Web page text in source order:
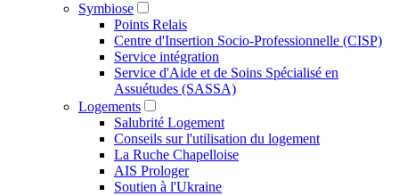
Symbiose
Points Relais
Centre d'Insertion Socio-Professionnelle (CISP)
Service intégration
Service d'Aide et de Soins Spécialisé en
Assuétudes (SASSA)
Logements
Salubrité Logement
Conseils sur l'utilisation du logement
La Ruche Chapelloise
AIS Prologer
Soutien à l'Ukraine